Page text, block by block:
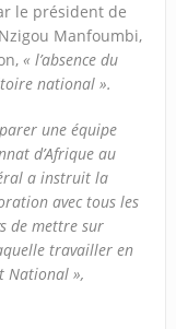
le président de
Manfoumbi,
« l’absence du
national ».
une équipe
d’Afrique au
a instruit la
avec tous les
de mettre sur
travailler en
National »,